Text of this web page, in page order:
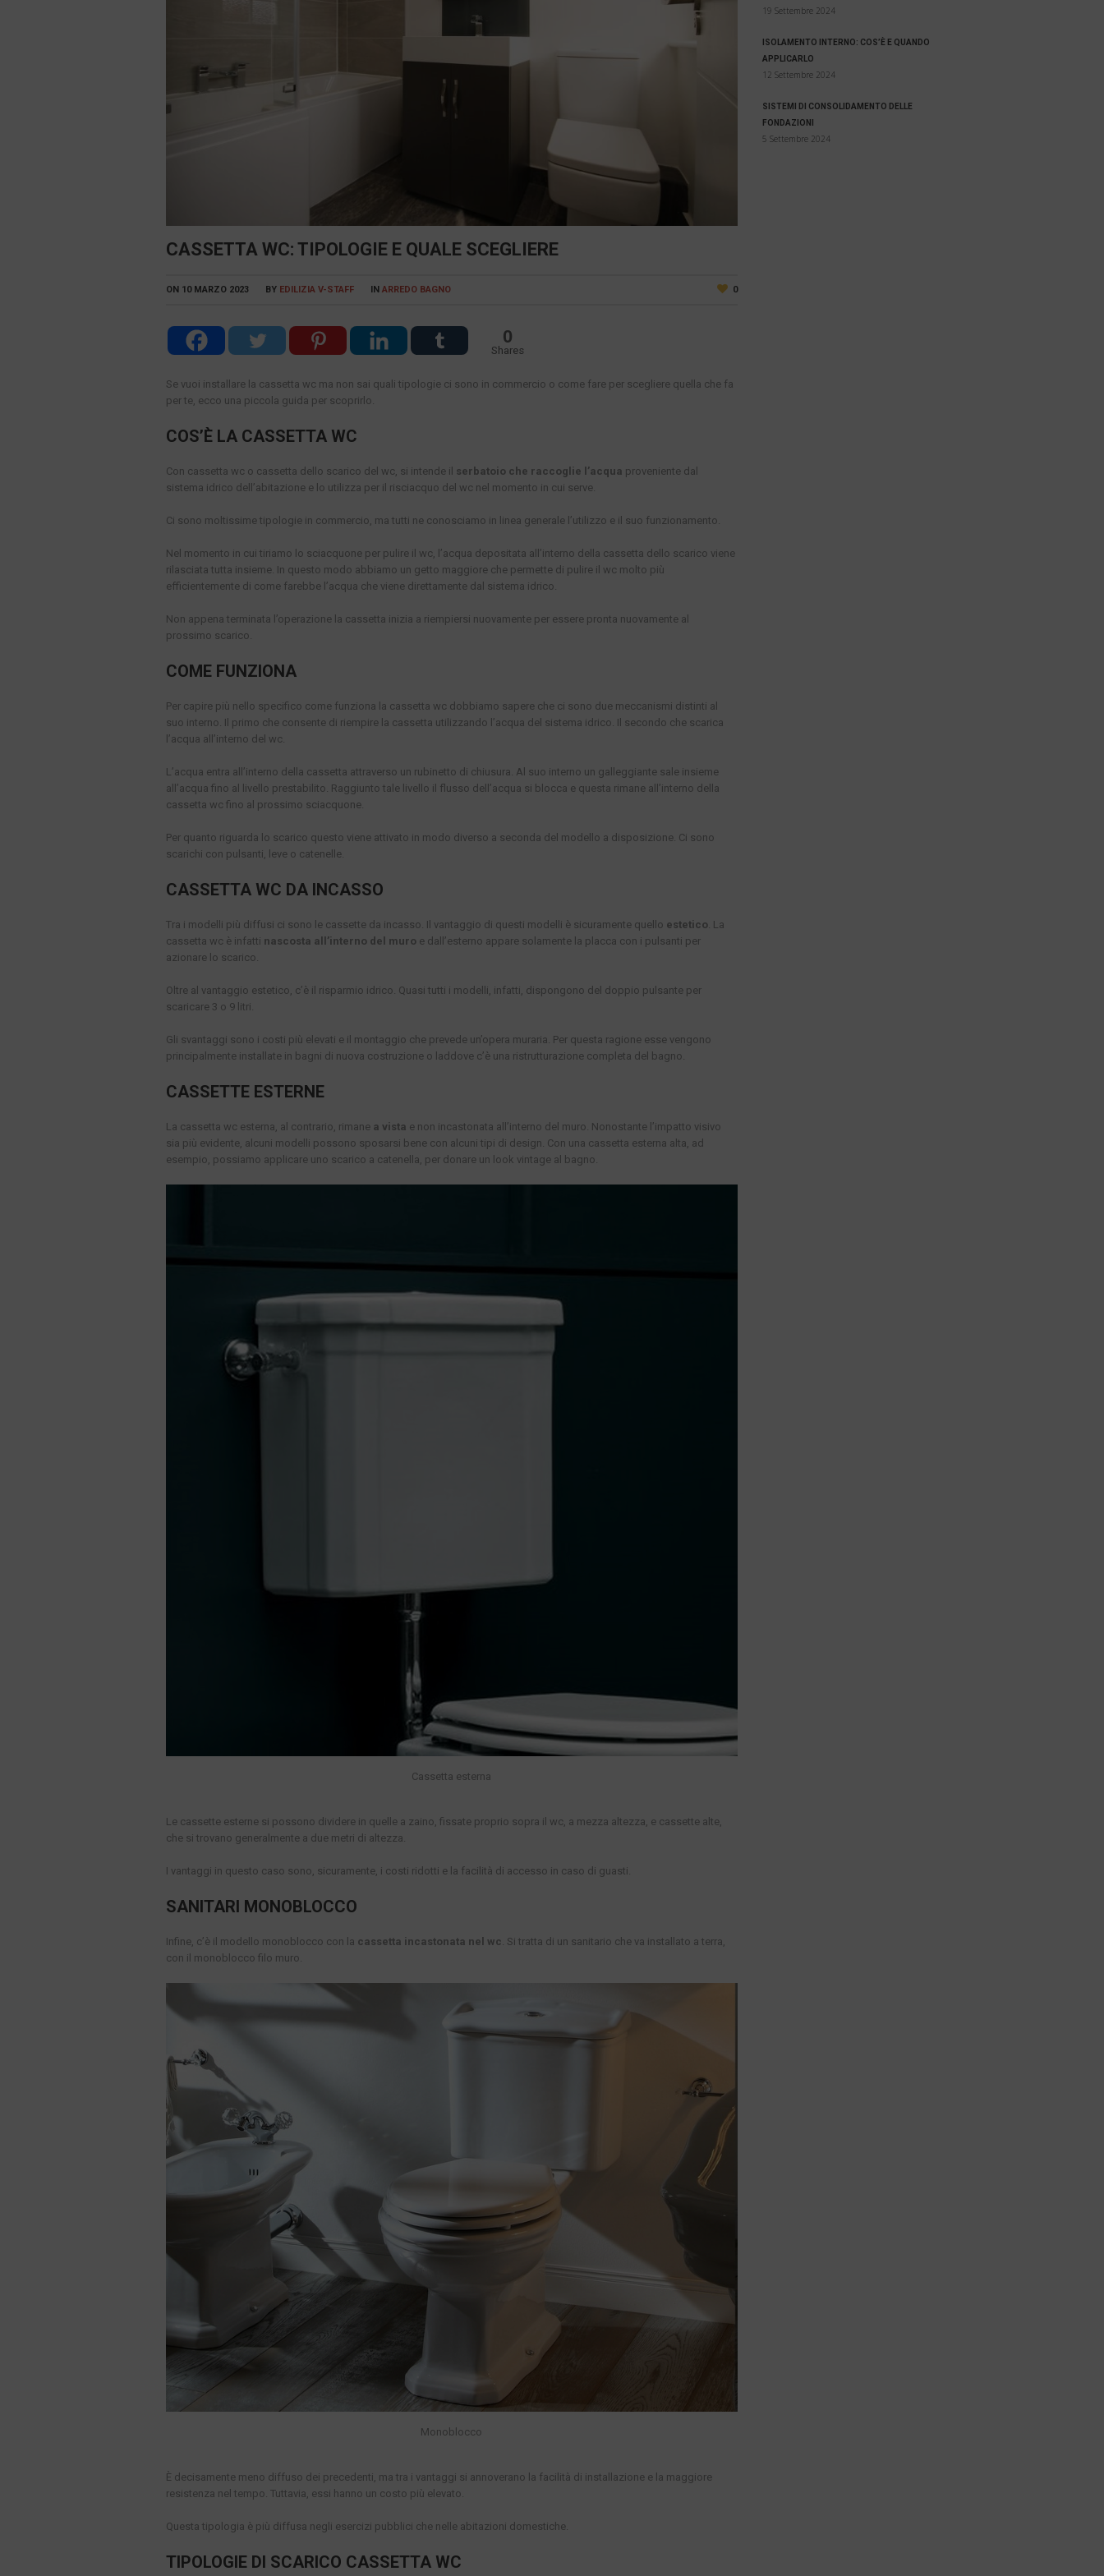
CASSETTA WC: TIPOLOGIE E QUALE SCEGLIERE
0
ON 10 MARZO 2023 BY EDILIZIA V-STAFF IN ARREDO BAGNO
0
Shares
Se vuoi installare la cassetta wc ma non sai quali tipologie ci sono in commercio o come fare per scegliere quella che fa
per te, ecco una piccola guida per scoprirlo.
COS’È LA CASSETTA WC
Con cassetta wc o cassetta dello scarico del wc, si intende il serbatoio che raccoglie l’acqua proveniente dal
sistema idrico dell’abitazione e lo utilizza per il risciacquo del wc nel momento in cui serve.
Ci sono moltissime tipologie in commercio, ma tutti ne conosciamo in linea generale l’utilizzo e il suo funzionamento.
Nel momento in cui tiriamo lo sciacquone per pulire il wc, l’acqua depositata all’interno della cassetta dello scarico viene
rilasciata tutta insieme. In questo modo abbiamo un getto maggiore che permette di pulire il wc molto più
efficientemente di come farebbe l’acqua che viene direttamente dal sistema idrico.
Non appena terminata l’operazione la cassetta inizia a riempiersi nuovamente per essere pronta nuovamente al
prossimo scarico.
COME FUNZIONA
Per capire più nello specifico come funziona la cassetta wc dobbiamo sapere che ci sono due meccanismi distinti al
suo interno. Il primo che consente di riempire la cassetta utilizzando l’acqua del sistema idrico. Il secondo che scarica
l’acqua all’interno del wc.
L’acqua entra all’interno della cassetta attraverso un rubinetto di chiusura. Al suo interno un galleggiante sale insieme
all’acqua fino al livello prestabilito. Raggiunto tale livello il flusso dell’acqua si blocca e questa rimane all’interno della
cassetta wc fino al prossimo sciacquone.
Per quanto riguarda lo scarico questo viene attivato in modo diverso a seconda del modello a disposizione. Ci sono
scarichi con pulsanti, leve o catenelle.
CASSETTA WC DA INCASSO
Tra i modelli più diffusi ci sono le cassette da incasso. Il vantaggio di questi modelli è sicuramente quello estetico. La
cassetta wc è infatti nascosta all’interno del muro e dall’esterno appare solamente la placca con i pulsanti per
azionare lo scarico.
Oltre al vantaggio estetico, c’è il risparmio idrico. Quasi tutti i modelli, infatti, dispongono del doppio pulsante per
scaricare 3 o 9 litri.
Gli svantaggi sono i costi più elevati e il montaggio che prevede un’opera muraria. Per questa ragione esse vengono
principalmente installate in bagni di nuova costruzione o laddove c’è una ristrutturazione completa del bagno.
CASSETTE ESTERNE
La cassetta wc esterna, al contrario, rimane a vista e non incastonata all’interno del muro. Nonostante l’impatto visivo
sia più evidente, alcuni modelli possono sposarsi bene con alcuni tipi di design. Con una cassetta esterna alta, ad
esempio, possiamo applicare uno scarico a catenella, per donare un look vintage al bagno.
Cassetta esterna
Le cassette esterne si possono dividere in quelle a zaino, fissate proprio sopra il wc, a mezza altezza, e cassette alte,
che si trovano generalmente a due metri di altezza.
I vantaggi in questo caso sono, sicuramente, i costi ridotti e la facilità di accesso in caso di guasti.
SANITARI MONOBLOCCO
Infine, c’è il modello monoblocco con la cassetta incastonata nel wc. Si tratta di un sanitario che va installato a terra,
con il monoblocco filo muro.
Monoblocco
È decisamente meno diffuso dei precedenti, ma tra i vantaggi si annoverano la facilità di installazione e la maggiore
resistenza nel tempo. Tuttavia, essi hanno un costo più elevato.
Questa tipologia è più diffusa negli esercizi pubblici che nelle abitazioni domestiche.
TIPOLOGIE DI SCARICO CASSETTA WC
19 Settembre 2024
ISOLAMENTO INTERNO: COS’È E QUANDO
APPLICARLO
12 Settembre 2024
SISTEMI DI CONSOLIDAMENTO DELLE
FONDAZIONI
5 Settembre 2024